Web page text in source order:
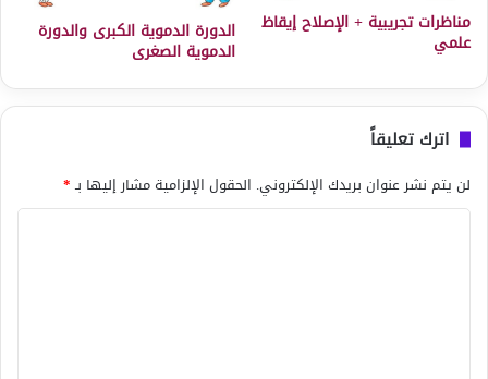
مناظرات تجريبية + الإصلاح إيقاظ
علمي الدورة الدموية الكبرى والدورة
الدموية الصغرى
اترك تعليقاً
لن يتم نشر عنوان بريدك الإلكتروني. الحقول الإلزامية مشار إليها بـ*